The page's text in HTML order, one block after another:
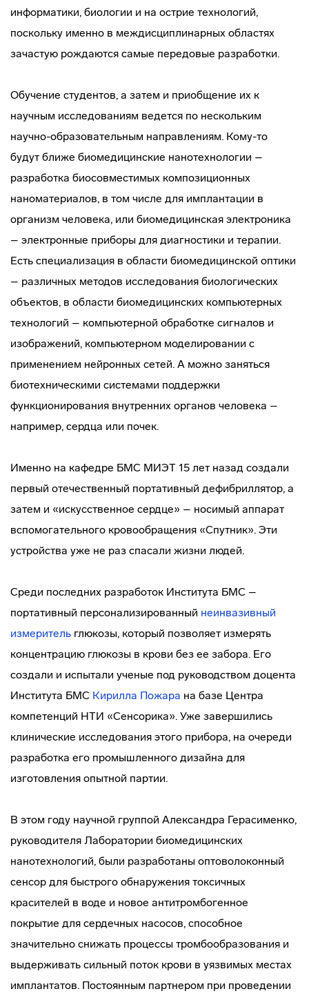
информатики, биологии и на острие технологий,
поскольку именно в междисциплинарных областях
зачастую рождаются самые передовые разработки.
Обучение студентов, а затем и приобщение их к
научным исследованиям ведется по нескольким
научно-образовательным направлениям. Кому-то
будут ближе биомедицинские нанотехнологии –
разработка биосовместимых композиционных
наноматериалов, в том числе для имплантации в
организм человека, или биомедицинская электроника
– электронные приборы для диагностики и терапии.
Есть специализация в области биомедицинской оптики
– различных методов исследования биологических
объектов, в области биомедицинских компьютерных
технологий – компьютерной обработке сигналов и
изображений, компьютерном моделировании с
применением нейронных сетей. А можно заняться
биотехническими системами поддержки
функционирования внутренних органов человека –
например, сердца или почек.
Именно на кафедре БМС МИЭТ 15 лет назад создали
первый отечественный портативный дефибриллятор, а
затем и «искусственное сердце» – носимый аппарат
вспомогательного кровообращения «Спутник». Эти
устройства уже не раз спасали жизни людей.
Среди последних разработок Института БМС –
портативный персонализированный неинвазивный
измеритель глюкозы, который позволяет измерять
концентрацию глюкозы в крови без ее забора. Его
создали и испытали ученые под руководством доцента
Института БМС Кирилла Пожара на базе Центра
компетенций НТИ «Сенсорика». Уже завершились
клинические исследования этого прибора, на очереди
разработка его промышленного дизайна для
изготовления опытной партии.
В этом году научной группой Александра Герасименко,
руководителя Лаборатории биомедицинских
нанотехнологий, были разработаны оптоволоконный
сенсор для быстрого обнаружения токсичных
красителей в воде и новое антитромбогенное
покрытие для сердечных насосов, способное
значительно снижать процессы тромбообразования и
выдерживать сильный поток крови в уязвимых местах
имплантатов. Постоянным партнером при проведении